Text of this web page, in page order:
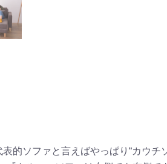
的ソファと言えばやっぱり“カウチ